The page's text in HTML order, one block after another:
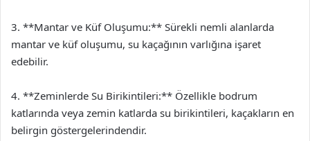
3. **Mantar ve Küf Oluşumu:** Sürekli nemli alanlarda
mantar ve küf oluşumu, su kaçağının varlığına işaret
edebilir.
4. **Zeminlerde Su Birikintileri:** Özellikle bodrum
katlarında veya zemin katlarda su birikintileri, kaçakların en
belirgin göstergelerindendir.